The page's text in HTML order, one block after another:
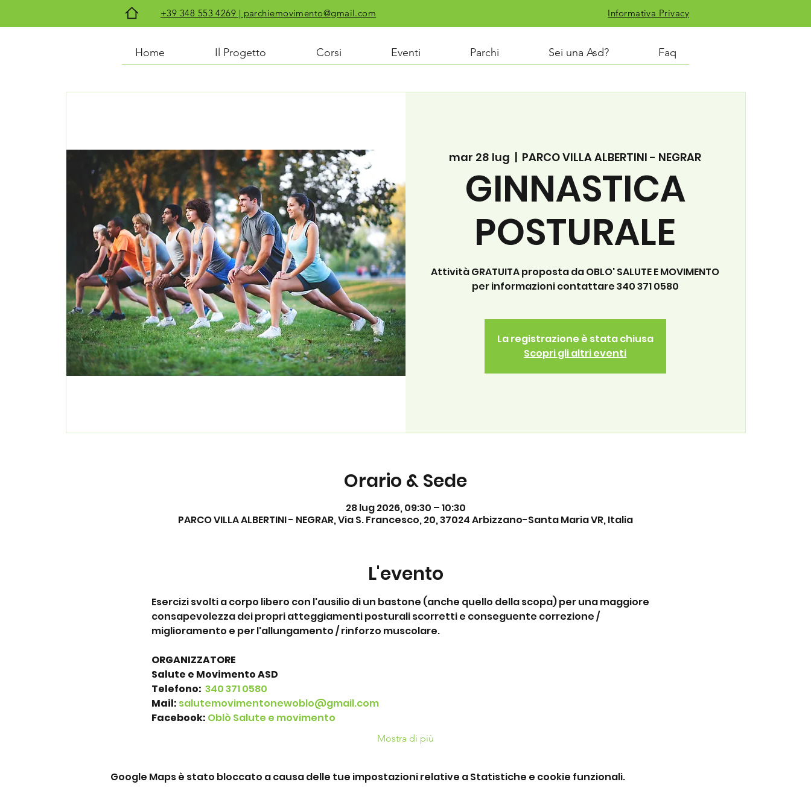
+39 348 553 4269 | parchiemovimento@gmail.com Informativa Privacy
Home Il Progetto Corsi Eventi Parchi Sei una Asd? Faq
mar 28 lug PARCO VILLA ALBERTINI - NEGRAR
GINNASTICA
POSTURALE
Attività GRATUITA proposta da OBLO' SALUTE E MOVIMENTO
per informazioni contattare 340 371 0580
La registrazione è stata chiusa
Scopri gli altri eventi
Orario & Sede
28 lug 2026, 09:30 – 10:30
PARCO VILLA ALBERTINI - NEGRAR, Via S. Francesco, 20, 37024 Arbizzano-Santa Maria VR, Italia
L'evento
Esercizi svolti a corpo libero con l'ausilio di un bastone (anche quello della scopa) per una maggiore
consapevolezza dei propri atteggiamenti posturali scorretti e conseguente correzione /
miglioramento e per l'allungamento / rinforzo muscolare.
ORGANIZZATORE
Salute e Movimento ASD
Telefono: 340 371 0580
Mail: salutemovimentonewoblo@gmail.com
Facebook: Oblò Salute e movimento
Mostra di più
Google Maps è stato bloccato a causa delle tue impostazioni relative a Statistiche e cookie funzionali.